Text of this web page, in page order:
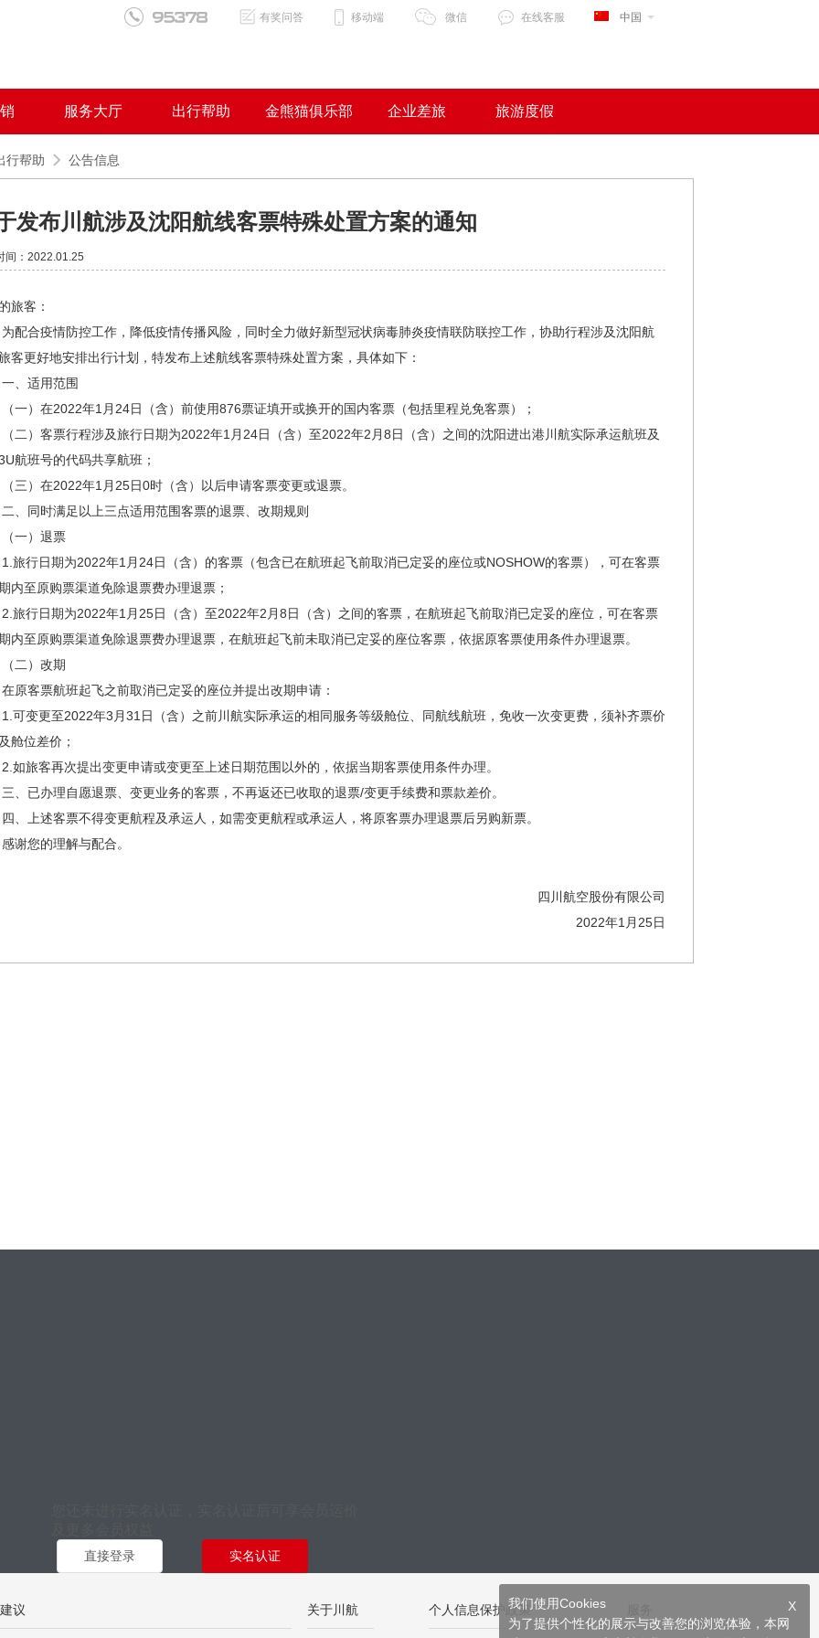
中国
在线客服
微信
移动端
有奖问答
服务大厅 出行帮助 金熊猫俱乐部 企业差旅 旅游度假
行帮助 公告信息
发布川航涉及沈阳航线客票特殊处置方案的通知
间：2022.01.25
旅客：
疫情防控工作，降低疫情传播风险，同时全力做好新型冠状病毒肺炎疫情联防联控工作，协助行程涉及沈阳航
客更好地安排出行计划，特发布上述航线客票特殊处置方案，具体如下：
适用范围
在2022年1月24日（含）前使用876票证填开或换开的国内客票（包括里程兑免客票）；
客票行程涉及旅行日期为2022年1月24日（含）至2022年2月8日（含）之间的沈阳进出港川航实际承运航班及
航班号的代码共享航班；
在2022年1月25日0时（含）以后申请客票变更或退票。
时满足以上三点适用范围客票的退票、改期规则
）退票
日期为2022年1月24日（含）的客票（包含已在航班起飞前取消已定妥的座位或NOSHOW的客票），可在客票
内至原购票渠道免除退票费办理退票；
日期为2022年1月25日（含）至2022年2月8日（含）之间的客票，在航班起飞前取消已定妥的座位，可在客票
内至原购票渠道免除退票费办理退票，在航班起飞前未取消已定妥的座位客票，依据原客票使用条件办理退票。
）改期
票航班起飞之前取消已定妥的座位并提出改期申请：
更至2022年3月31日（含）之前川航实际承运的相同服务等级舱位、同航线航班，免收一次变更费，须补齐票价
舱位差价；
客再次提出变更申请或变更至上述日期范围以外的，依据当期客票使用条件办理。
办理自愿退票、变更业务的客票，不再返还已收取的退票/变更手续费和票款差价。
述客票不得变更航程及承运人，如需变更航程或承运人，将原客票办理退票后另购新票。
的理解与配合。
四川航空股份有限公司
2022年1月25日
直接登录 实名认证
议 关于川航 个人信息保护政策我们使用Cookies
X
为了提供个性化的展示与改善您的浏览体验，本网